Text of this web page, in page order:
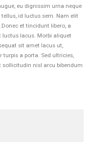
eu dignissim urna neque
id luctus sem. Nam elit
et tincidunt libero, a
luctus lacus. Morbi aliquet
sit amet lacus ut,
a porta. Sed ultricies,
sollicitudin nisl arcu bibendum